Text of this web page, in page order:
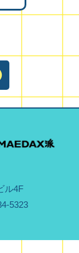
ル4F
5323